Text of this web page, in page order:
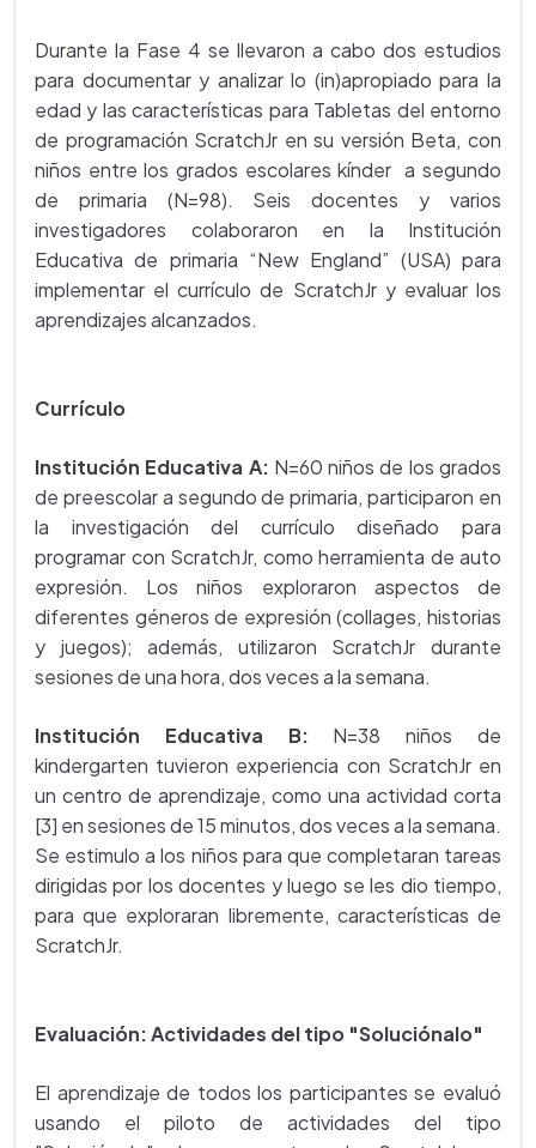
Durante la Fase 4 se llevaron a cabo dos estudios
para documentar y analizar lo (in)apropiado para la
edad y las características para Tabletas del entorno
de programación ScratchJr en su versión Beta, con
niños entre los grados escolares kínder a segundo
de primaria (N=98). Seis docentes y varios
investigadores colaboraron en la Institución
Educativa de primaria “New England” (USA) para
implementar el currículo de ScratchJr y evaluar los
aprendizajes alcanzados.
Currículo
Institución Educativa A: N=60 niños de los grados
de preescolar a segundo de primaria, participaron en
la investigación del currículo diseñado para
programar con ScratchJr, como herramienta de auto
expresión. Los niños exploraron aspectos de
diferentes géneros de expresión (collages, historias
y juegos); además, utilizaron ScratchJr durante
sesiones de una hora, dos veces a la semana.
Institución Educativa B: N=38 niños de
kindergarten tuvieron experiencia con ScratchJr en
un centro de aprendizaje, como una actividad corta
[3] en sesiones de 15 minutos, dos veces a la semana.
Se estimulo a los niños para que completaran tareas
dirigidas por los docentes y luego se les dio tiempo,
para que exploraran libremente, características de
ScratchJr.
Evaluación: Actividades del tipo "Soluciónalo"
El aprendizaje de todos los participantes se evaluó
usando el piloto de actividades del tipo